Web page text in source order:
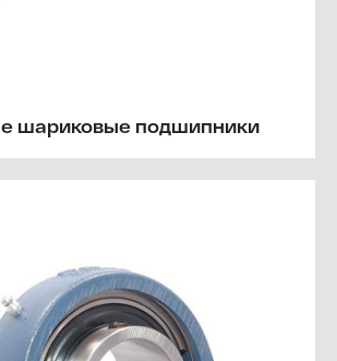
шариковые подшипники